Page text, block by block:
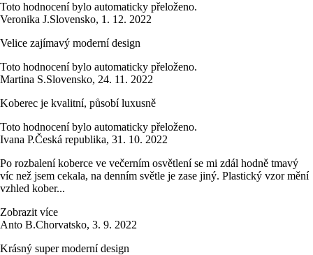
Toto hodnocení bylo automaticky přeloženo.
Veronika J.Slovensko, 1. 12. 2022
Velice zajímavý moderní design
Toto hodnocení bylo automaticky přeloženo.
Martina S.Slovensko, 24. 11. 2022
Koberec je kvalitní, působí luxusně
Toto hodnocení bylo automaticky přeloženo.
Ivana P.Česká republika, 31. 10. 2022
Po rozbalení koberce ve večerním osvětlení se mi zdál hodně tmavý
víc než jsem cekala, na denním světle je zase jiný. Plastický vzor mění
vzhled kober...
Zobrazit více
Anto B.Chorvatsko, 3. 9. 2022
Krásný super moderní design